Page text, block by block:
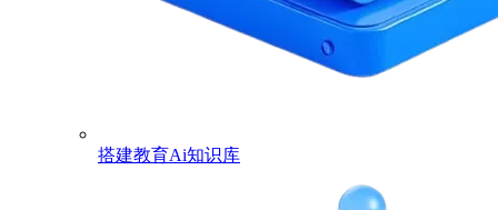
搭建教育Ai知识库